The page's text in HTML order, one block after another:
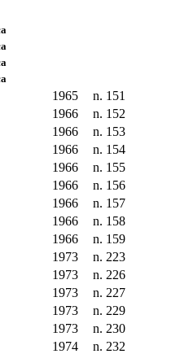
1965 n. 151
1966 n. 152
1966 n. 153
1966 n. 154
1966 n. 155
1966 n. 156
1966 n. 157
1966 n. 158
1966 n. 159
1973 n. 223
1973 n. 226
1973 n. 227
1973 n. 229
1973 n. 230
1974 n. 232